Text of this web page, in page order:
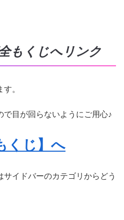
もくじへリンク
。
で目が回らないようにご用心♪
くじ】へ
サイドバーのカテゴリからどう